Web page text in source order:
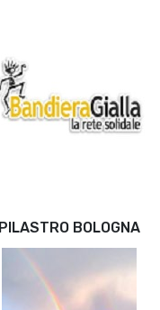
PILASTRO BOLOGNA